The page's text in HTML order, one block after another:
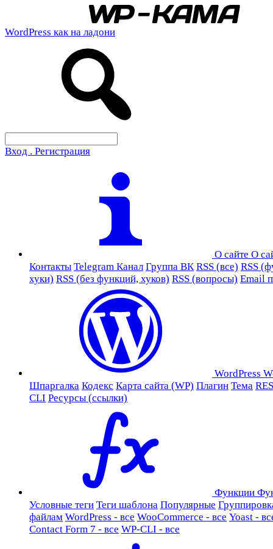
WordPress как на ладони
Вход . Регистрация
О сайте О
Контакты Telegram Канал Группа ВК RSS (все) RSS
хуки) RSS (без функций, хуков) RSS (вопросы) Email
WordPress
Шпаргалка Кодекс Карта сайта (WP) Плагин Тема
CLI Ресурсы (ссылки)
Функции
Условные теги Теги шаблона Популярные
файлам WordPress - все WooCommerce - все Yoast -
Contact Form 7 - все WP-CLI - все